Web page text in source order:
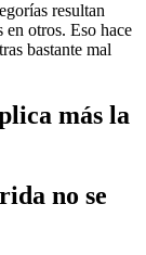
resultan
en otros. Eso hace
bastante mal
más la
no se